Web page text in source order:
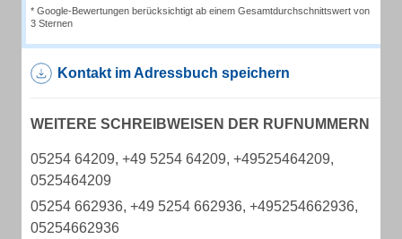
* Google-Bewertungen berücksichtigt ab einem Gesamtdurchschnittswert von
3 Sternen
Kontakt im Adressbuch speichern
WEITERE SCHREIBWEISEN DER RUFNUMMERN
05254 64209, +49 5254 64209, +49525464209,
0525464209
05254 662936, +49 5254 662936, +495254662936,
05254662936